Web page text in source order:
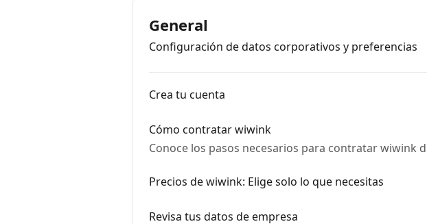
General
Configuración de datos corporativos y preferencias
Crea tu cuenta
Cómo contratar wiwink
Conoce los pasos necesarios para contratar wiwink
Precios de wiwink: Elige solo lo que necesitas
Revisa tus datos de empresa